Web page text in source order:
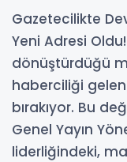
Gazetecilikte
Yeni Adresi
dönüştürdüğü
haberciliği
bırakıyor. Bu
Genel Yayın
liderliğindeki,